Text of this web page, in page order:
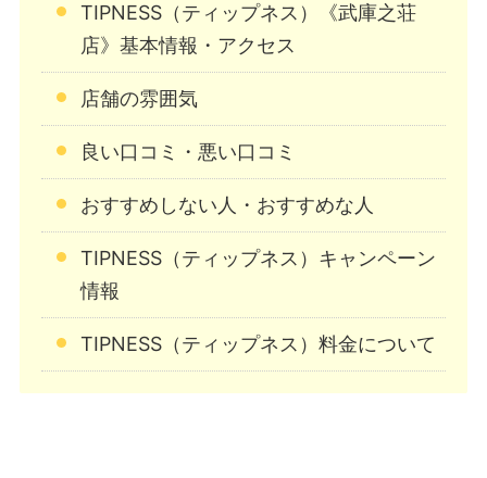
TIPNESS（ティップネス）《武庫之荘
店》基本情報・アクセス
店舗の雰囲気
良い口コミ・悪い口コミ
おすすめしない人・おすすめな人
TIPNESS（ティップネス）キャンペーン
情報
TIPNESS（ティップネス）料金について